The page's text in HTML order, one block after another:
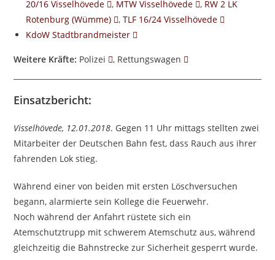
20/16 Visselhövede
, MTW Visselhövede , RW 2 LK
Rotenburg (Wümme)
,TLF 16/24 Visselhövede
KdoW Stadtbrandmeister
Weitere Kräfte: Polizei , Rettungswagen
Einsatzbericht:
Visselhövede, 12.01.2018. Gegen 11 Uhr mittags stellten zwei
Mitarbeiter der Deutschen Bahn fest, dass Rauch aus ihrer
fahrenden Lok stieg.
Während einer von beiden mit ersten Löschversuchen
begann, alarmierte sein Kollege die Feuerwehr.
Noch während der Anfahrt rüstete sich ein
Atemschutztrupp mit schwerem Atemschutz aus, während
gleichzeitig die Bahnstrecke zur Sicherheit gesperrt wurde.